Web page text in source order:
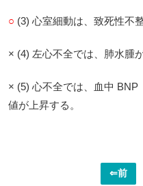
○ (3) 心室細動は、致死性不
× (4) 左心不全では、肺水腫
× (5) 心不全では、血中 BNP
値が上昇する。
⇐前